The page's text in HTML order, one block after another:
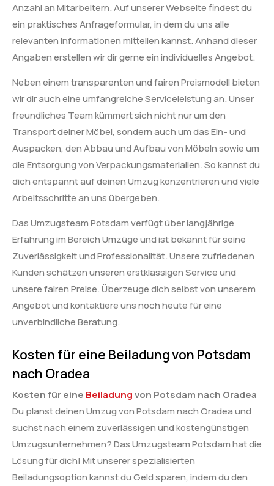
Anzahl an Mitarbeitern. Auf unserer Webseite findest du
ein praktisches Anfrageformular, in dem du uns alle
relevanten Informationen mitteilen kannst. Anhand dieser
Angaben erstellen wir dir gerne ein individuelles Angebot.
Neben einem transparenten und fairen Preismodell bieten
wir dir auch eine umfangreiche Serviceleistung an. Unser
freundliches Team kümmert sich nicht nur um den
Transport deiner Möbel, sondern auch um das Ein- und
Auspacken, den Abbau und Aufbau von Möbeln sowie um
die Entsorgung von Verpackungsmaterialien. So kannst du
dich entspannt auf deinen Umzug konzentrieren und viele
Arbeitsschritte an uns übergeben.
Das Umzugsteam Potsdam verfügt über langjährige
Erfahrung im Bereich Umzüge und ist bekannt für seine
Zuverlässigkeit und Professionalität. Unsere zufriedenen
Kunden schätzen unseren erstklassigen Service und
unsere fairen Preise. Überzeuge dich selbst von unserem
Angebot und kontaktiere uns noch heute für eine
unverbindliche Beratung.
Kosten für eine Beiladung von Potsdam
nach Oradea
Kosten für eine Beiladungvon Potsdam nach Oradea
Du planst deinen Umzug von Potsdam nach Oradea und
suchst nach einem zuverlässigen und kostengünstigen
Umzugsunternehmen? Das Umzugsteam Potsdam hat die
Lösung für dich! Mit unserer spezialisierten
Beiladungsoption kannst du Geld sparen, indem du den